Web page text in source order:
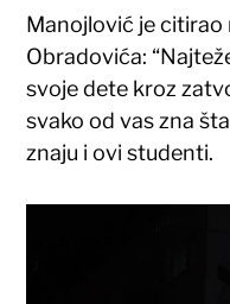
Manojlović je citirao
Obradovića:
svoje dete kroz
svako od vas zna
znaju i ovi studenti.